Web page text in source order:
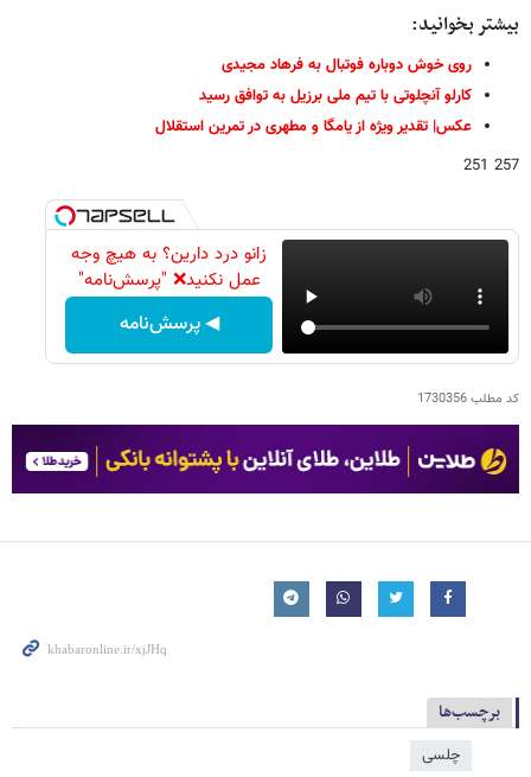
بیشتر بخوانید:
روی خوش دوباره فوتبال به فرهاد مجیدی
کارلو آنچلوتی با تیم ملی برزیل به توافق رسید
عکس| تقدیر ویژه از یامگا و مطهری در تمرین استقلال
257 251
زانو درد دارین؟ به هیچ وجه
عمل نکنید❌ "پرسش‌نامه"
◀ پرسش‌نامه
کد مطلب1730356
برچسب‌ها
چلسی